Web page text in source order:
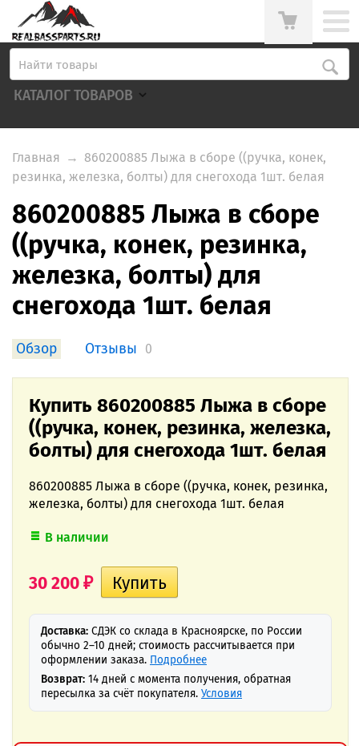
КАТАЛОГ ТОВАРОВ
Главная → 860200885 Лыжа в сборе ((ручка, конек,
резинка, железка, болты) для снегохода 1шт. белая
860200885 Лыжа в сборе
((ручка, конек, резинка,
железка, болты) для
снегохода 1шт. белая
Обзор Отзывы 0
Купить 860200885 Лыжа в сборе
((ручка, конек, резинка, железка,
болты) для снегохода 1шт. белая
860200885 Лыжа в сборе ((ручка, конек, резинка,
железка, болты) для снегохода 1шт. белая
В наличии
30 200 ₽
Доставка: СДЭК со склада в Красноярске, по России
обычно 2–10 дней; стоимость рассчитывается при
оформлении заказа. Подробнее
Возврат: 14 дней с момента получения, обратная
пересылка за счёт покупателя. Условия